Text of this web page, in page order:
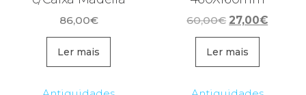
86,00€
Ler mais
60,00€ O
preço
original
era:
27,00€O
Ler mais